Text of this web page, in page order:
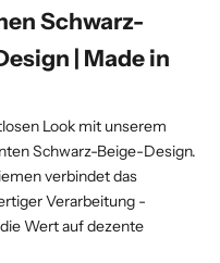
Schwarz-
| Made in
Look mit unserem
Schwarz-Beige-Design.
verbindet das
Verarbeitung -
Wert auf dezente